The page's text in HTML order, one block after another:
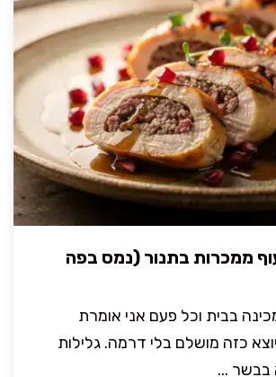
ממכרות בתנור (נמס בפה
בבית וכל פעם אני אומרת
כזה מושלם בלי דרמה. גלילות
בבשר ...